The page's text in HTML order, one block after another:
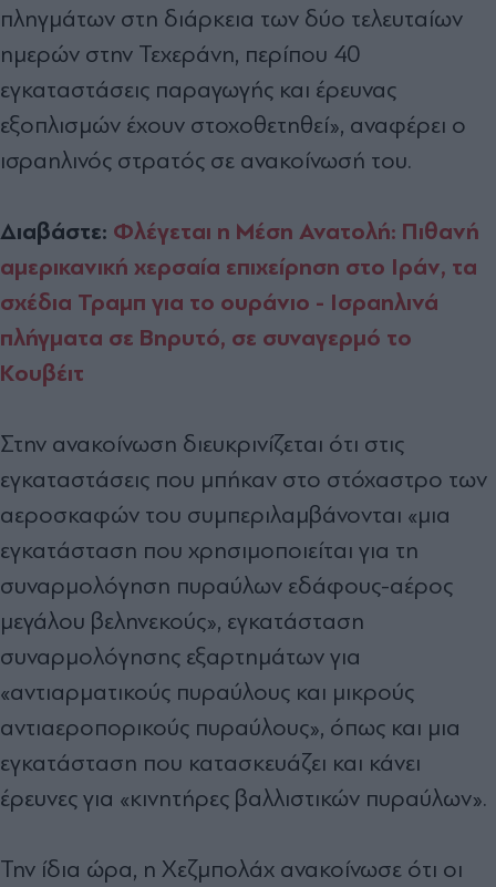
πληγμάτων στη διάρκεια των δύο τελευταίων
ημερών στην Τεχεράνη, περίπου 40
εγκαταστάσεις παραγωγής και έρευνας
εξοπλισμών έχουν στοχοθετηθεί», αναφέρει ο
ισραηλινός στρατός σε ανακοίνωσή του.
Διαβάστε: Φλέγεται η Μέση Ανατολή: Πιθανή
αμερικανική χερσαία επιχείρηση στο Ιράν, τα
σχέδια Τραμπ για το ουράνιο - Ισραηλινά
πλήγματα σε Βηρυτό, σε συναγερμό το
Κουβέιτ
Στην ανακοίνωση διευκρινίζεται ότι στις
εγκαταστάσεις που μπήκαν στο στόχαστρο των
αεροσκαφών του συμπεριλαμβάνονται «μια
εγκατάσταση που χρησιμοποιείται για τη
συναρμολόγηση πυραύλων εδάφους-αέρος
μεγάλου βεληνεκούς», εγκατάσταση
συναρμολόγησης εξαρτημάτων για
«αντιαρματικούς πυραύλους και μικρούς
αντιαεροπορικούς πυραύλους», όπως και μια
εγκατάσταση που κατασκευάζει και κάνει
έρευνες για «κινητήρες βαλλιστικών πυραύλων».
Την ίδια ώρα, η Χεζμπολάχ ανακοίνωσε ότι οι